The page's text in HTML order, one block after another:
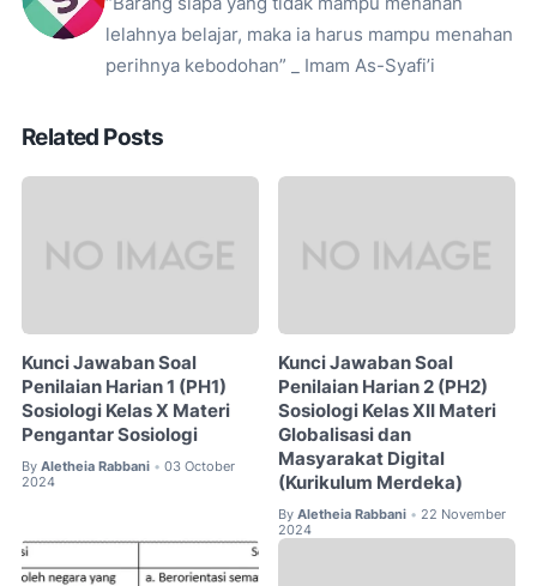
lelahnya belajar, maka ia harus mampu menahan
perihnya kebodohan” _ Imam As-Syafi’i
Related Posts
Kunci Jawaban Soal
Penilaian Harian 1 (PH1)
Sosiologi Kelas X Materi
Pengantar Sosiologi
By Aletheia Rabbani • 03 October
2024
Kunci Jawaban Soal
Penilaian Harian 2 (PH2)
Sosiologi Kelas XII Materi
Globalisasi dan
Masyarakat Digital
(Kurikulum Merdeka)
By Aletheia Rabbani • 22 November
2024